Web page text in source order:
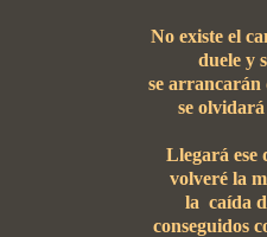
No existe el
duele y
se arrancarán
se
Llegará ese
volveré la
la caída
conseguidos